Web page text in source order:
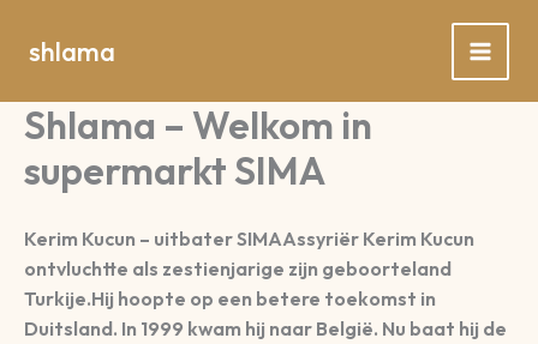
naar
inhoud
shlama
Shlama – Welkom in
supermarkt SIMA
Kerim Kucun – uitbater SIMAAssyriër Kerim Kucun
ontvluchtte als zestienjarige zijn geboorteland
Turkije.Hij hoopte op een betere toekomst in
Duitsland. In 1999 kwam hij naar België. Nu baat hij de